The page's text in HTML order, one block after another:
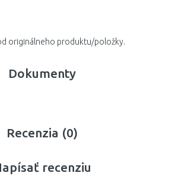
originálneho produktu/položky.
Dokumenty
Recenzia (0)
recenziu